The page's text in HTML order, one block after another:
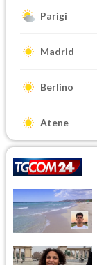
Parigi
Madrid
Berlino
Atene